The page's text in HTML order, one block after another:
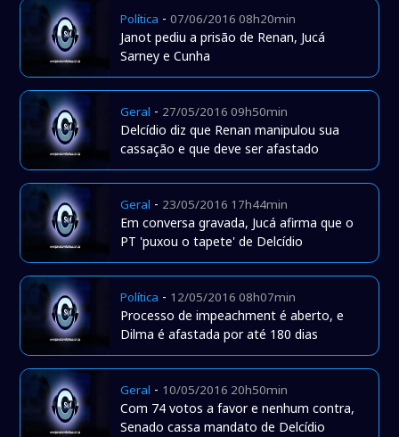
Política -07/06/2016 08h20min
Janot pediu a prisão de Renan, Jucá
Sarney e Cunha
Geral - 27/05/2016 09h50min
Delcídio diz que Renan manipulou sua
cassação e que deve ser afastado
Geral - 23/05/2016 17h44min
Em conversa gravada, Jucá afirma que o
PT 'puxou o tapete' de Delcídio
Política - 12/05/2016 08h07min
Processo de impeachment é aberto, e
Dilma é afastada por até 180 dias
Geral - 10/05/2016 20h50min
Com 74 votos a favor e nenhum contra,
Senado cassa mandato de Delcídio